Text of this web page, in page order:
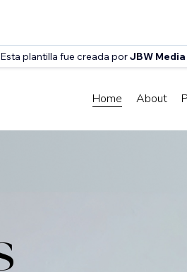
Esta plantilla fue creada porJBW Media